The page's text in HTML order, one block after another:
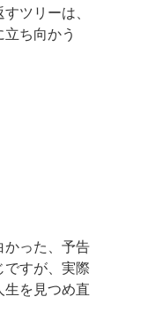
ツリーは、
ち向かう
かった、予告
ですが、実際
生を見つめ直